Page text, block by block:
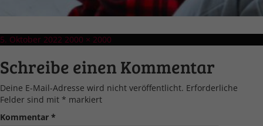
Veröffentlicht
5. Oktober 2022 Volle
2000 × 2000
Schreibe einen Kommentar
Deine E-Mail-Adresse wird nicht veröffentlicht. Erforderliche
Felder sind mit * markiert
Kommentar *